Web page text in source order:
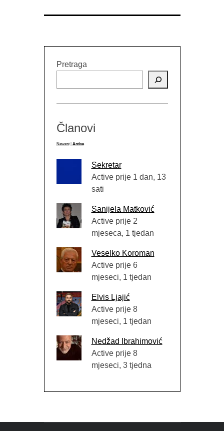
Pretraga
Članovi
Newest Active
Sekretar
Active prije 1 dan, 13
sati
Sanijela Matković
Active prije 2
mjeseca, 1 tjedan
Veselko Koroman
Active prije 6
mjeseci, 1 tjedan
Elvis Ljajić
Active prije 8
mjeseci, 1 tjedan
Nedžad Ibrahimović
Active prije 8
mjeseci, 3 tjedna